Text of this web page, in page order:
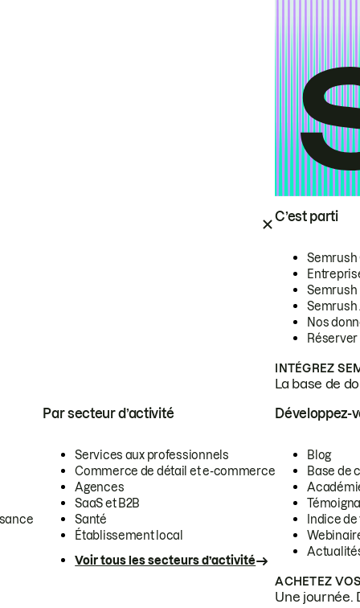
C’est parti
Semrush
Semrush
Semrush
Nos
INTÉGREZ
La base de
Par secteur d’activité
Services aux professionnels
Commerce de détail et e-commerce
Agences
SaaS et B2B
Santé
Établissement local
Voir tous les secteurs d’activité
Développez-
Blog
Base de
Indice
ACHETEZ
Une journée.